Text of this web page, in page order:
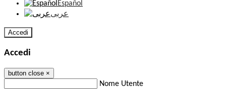
Español
عربى
Accedi
Accedi
button close ×
Nome Utente